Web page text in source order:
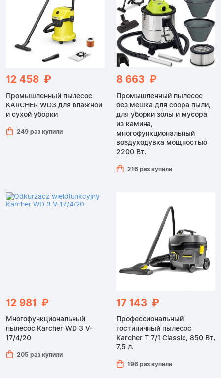
12 458 ₽
Промышленный пылесос
KARCHER WD3 для влажной
и сухой уборки
249 раз купили
8 663 ₽
Промышленный пылесос
без мешка для сбора пыли,
для уборки золы и мусора
из камина,
многофункциональный
воздуходувка мощностью
2200 Вт.
216 раз купили
12 981 ₽
Многофункциональный
пылесос Karcher WD 3 V-
17/4/20
205 раз купили
17 143 ₽
Профессиональный
гостиничный пылесос
Karcher T 7/1 Classic, 850 Вт,
7,5 л.
196 раз купили